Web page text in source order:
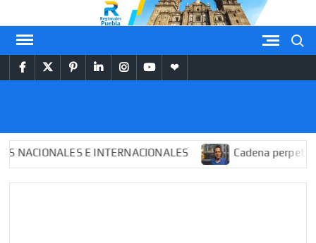
al
contenido
facebooktwitterpinterest
linkedininstagram
youtubethemespiral
PUEBLA
E INTERNACIONALES Cadena perpetua para